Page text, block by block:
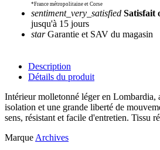
*France métropolitaine et Corse
sentiment_very_satisfied Satisfait
jusqu'à 15 jours
starGarantie et SAV du magasin
Description
Détails du produit
Intérieur molletonné léger en Lombardia,
isolation et une grande liberté de
sens, résistant et facile d'entretien. Tissu
Marque Archives